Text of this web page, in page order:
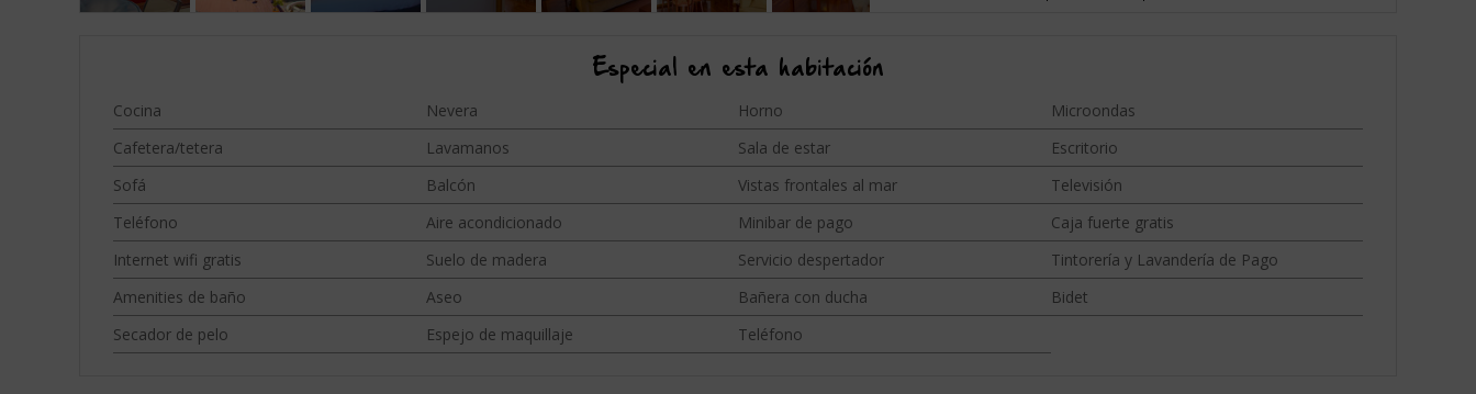
Especial en esta habitación
Cocina
Nevera Horno
Microondas
Cafetera/tetera
Lavamanos Sala de estar
Escritorio
Sofá
Balcón Vistas frontales al mar
Televisión
Teléfono
Aire acondicionado Minibar de pago
Caja fuerte gratis
Internet wifi gratis
Suelo de madera Servicio despertador
Tintorería y Lavandería de Pago
Amenities de baño
Aseo Bañera con ducha
Bidet
Secador de pelo
Espejo de maquillaje Teléfono